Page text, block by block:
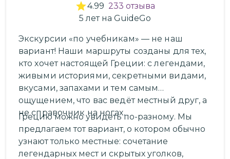
4.99 233 отзыва
5 летна GuideGo
Экскурсии «по учебникам» — не наш
вариант! Наши маршруты созданы для тех,
кто хочет настоящей Греции: с легендами,
живыми историями, секретными видами,
вкусами, запахами и тем самым
ощущением, что вас ведёт местный друг, а
не справочник на ногах.
Грецию можно увидеть по-разному. Мы
предлагаем тот вариант, о котором обычно
узнают только местные: сочетание
легендарных мест и скрытых уголков,